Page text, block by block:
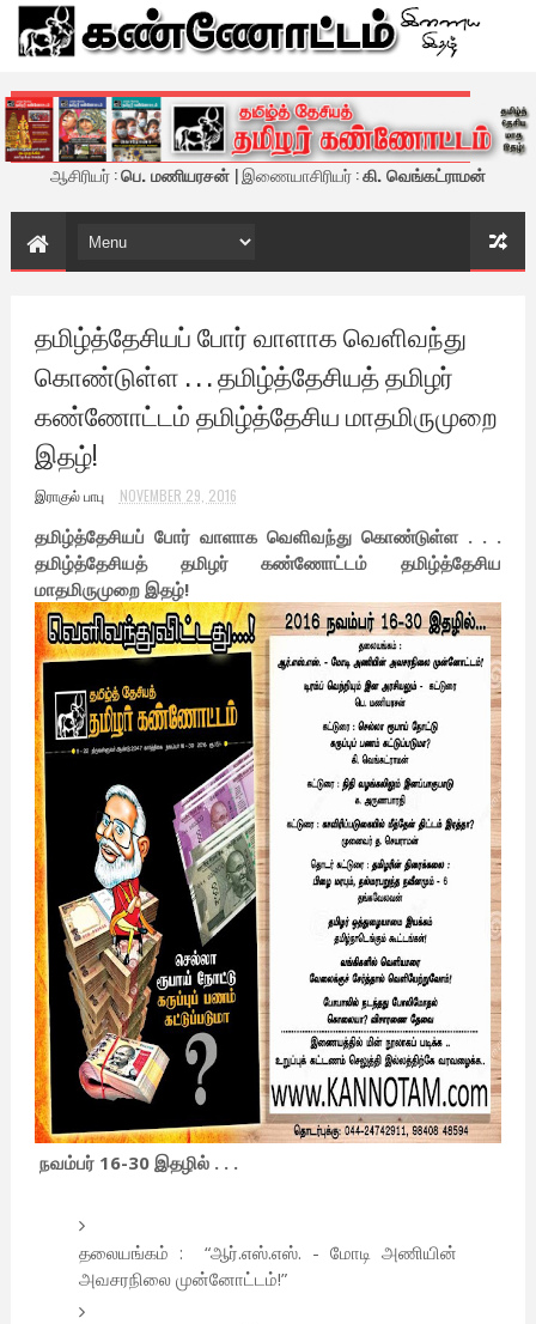
கண்ணோட்டம் - இணைய இதழ்
ஆசிரியர் :பெ. மணியரசன் | இணையாசிரியர் :கி. வெங்கட்ராமன்
தமிழ்த்தேசியப் போர் வாளாக வெளிவந்து
கொண்டுள்ள . . . தமிழ்த்தேசியத் தமிழர்
கண்ணோட்டம் தமிழ்த்தேசிய மாதமிருமுறை
இதழ்!
இராகுல் பாபு NOVEMBER 29, 2016
தமிழ்த்தேசியப் போர் வாளாக வெளிவந்து கொண்டுள்ள . . .
தமிழ்த்தேசியத் தமிழர் கண்ணோட்டம் தமிழ்த்தேசிய
மாதமிருமுறை இதழ்!
நவம்பர் 16-30 இதழில் . . .
தலையங்கம் : “ஆர்.எஸ்.எஸ். - மோடி அணியின்
அவசரநிலை முன்னோட்டம்!”